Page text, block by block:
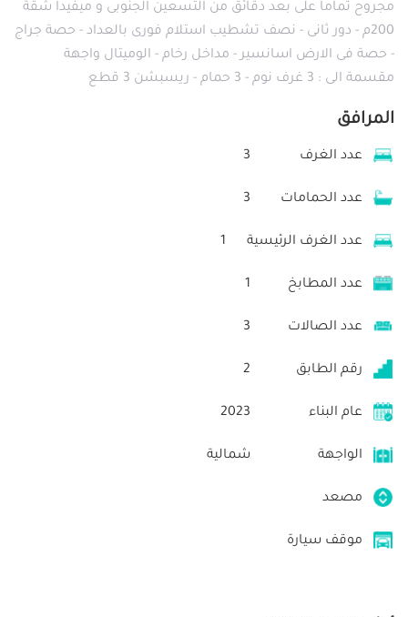
مجروح تماماً على بعد دقائق من التسعين الجنوبى و ميفيدا شقة
200م - دور ثانى - نصف تشطيب استلام فورى بالعداد - حصة جراج
- حصة فى الارض اسانسير - مداخل رخام - الوميتال واجهة
مقسمة الى : 3 غرف نوم - 3 حمام - ريسبشن 3 قطع
المرافق
عدد الغرف 3
عدد الحمامات 3
عدد الغرف الرئيسية 1
عدد المطابخ 1
عدد الصالات 3
رقم الطابق 2
عام البناء 2023
الواجهة شمالية
مصعد
موقف سيارة